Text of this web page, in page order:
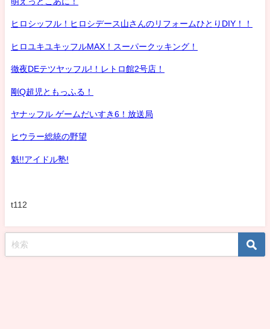
ヒロシッフル！ヒロシデース山さんのリフォームひとりDIY！！
ヒロユキユキッフルMAX！スーパークッキング！
徹夜DEテツヤッフル!！レトロ館2号店！
剛Q超児ともっふる！
ヤナッフル ゲームだいすき6！放送局
ヒウラー総統の野望
魁!!アイドル塾!
t112